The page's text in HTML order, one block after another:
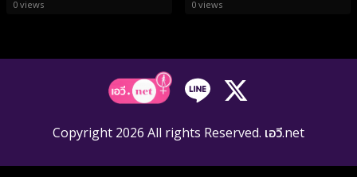
0 views 0 views
Copyright 2026 All rights Reserved. เอวี.net